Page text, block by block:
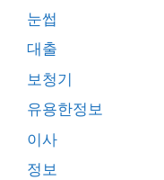
눈썹
대출
보청기
유용한정보
이사
정보